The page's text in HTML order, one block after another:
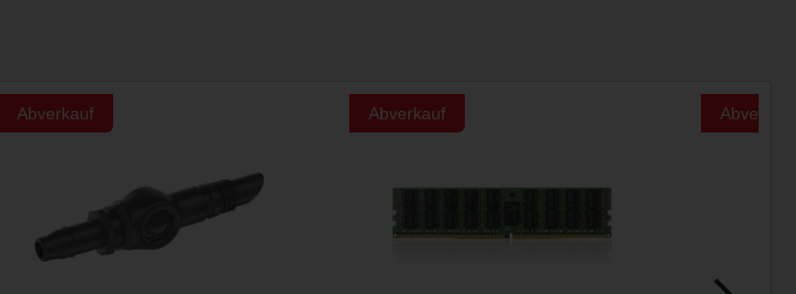
Abverkauf Abverkauf Abverkauf